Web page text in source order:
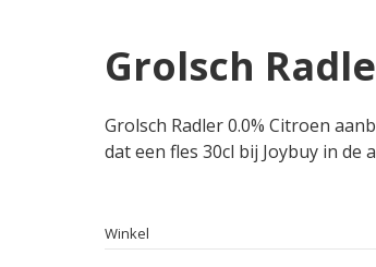
Grolsch
Grolsch Radler 0.0% Citroen
dat een fles 30cl bij Joybuy in
Winkel